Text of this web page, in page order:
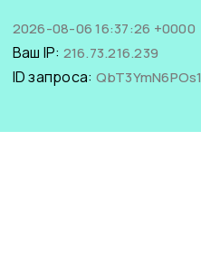
2026-08-06 16:37:26 +0000
Ваш IP: 216.73.216.239
ID запроса: QbT3YmN6POs1